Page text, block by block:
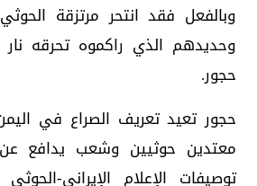
وبالفعل فقد انتحر ‏مرتزقة
وحديدهم الذي راكموه تحرقه
حجور.
حجور تعيد تعريف الصراع في
معتدين حوثيين وشعب يدافع
توصيفات الإعلام الإيراني-